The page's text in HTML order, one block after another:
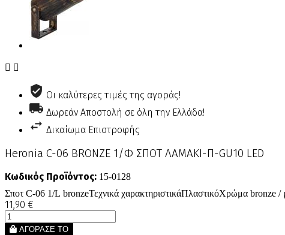
 
Οι καλύτερες τιμές της αγοράς!
Δωρεάν Αποστολή σε όλη την Ελλάδα!
Δικαίωμα Επιστροφής
Heronia C-06 BRONZE 1/Φ ΣΠΟΤ ΛΑΜΑΚΙ-Π-GU10 LED
Κωδικός Προϊόντος: 15-0128
Σποτ C-06 1/L bronzeΤεχνικά χαρακτηριστικάΠλαστικόΧρώμα
11,90 €
ΑΓΟΡΑΣΕ ΤΟ